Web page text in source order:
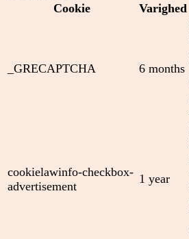
Cookie
Varighed
_GRECAPTCHA 6 months
cookielawinfo-checkbox-
advertisement
1 year